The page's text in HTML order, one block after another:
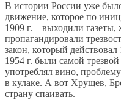
В истории России уже
движение, которое по
1909 г. – выходили
пропагандировали
закон, который
1954 г. были самой
употреблял вино,
в кулаке. А вот Хрущев,
страну спаивать.